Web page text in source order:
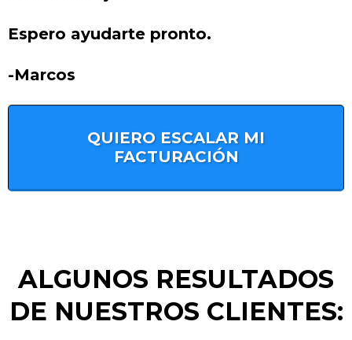
Espero ayudarte pronto.
-Marcos
QUIERO ESCALAR MI
FACTURACIÓN
ALGUNOS RESULTADOS
DE NUESTROS CLIENTES: